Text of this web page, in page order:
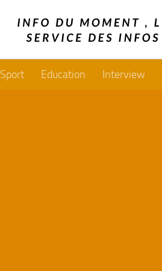
Sport Education Interview